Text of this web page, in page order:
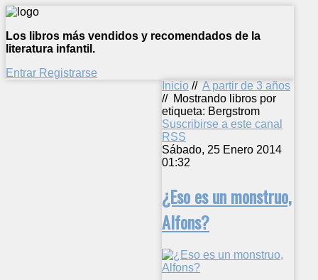
Los libros más vendidos y recomendados de la
literatura infantil.
Entrar Registrarse
Inicio // A partir de 3 años
// Mostrando libros por
etiqueta: Bergstrom
Suscribirse a este canal
RSS
Sábado, 25 Enero 2014
01:32
¿Eso es un monstruo,
Alfons?